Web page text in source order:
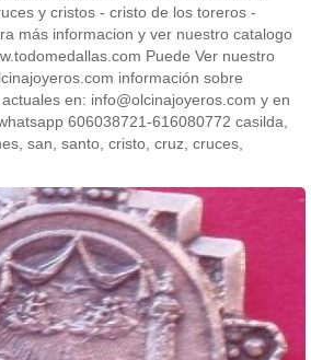
y cristos - cristo de los toreros -
más informacion y ver nuestro catalogo
Puede Ver nuestro
información sobre
en: info@olcinajoyeros.com y en
606038721-616080772 casilda,
san, santo, cristo, cruz, cruces,